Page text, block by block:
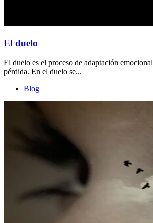
El duelo
El duelo es el proceso de adaptación
pérdida. En el duelo se...
Blog